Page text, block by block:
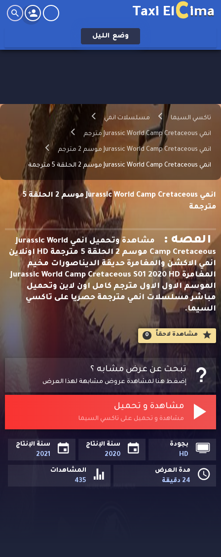
Taxi ElCima
وضع الليل
تاكسي السيما مسلسلات انمي
انمي Jurassic World Camp Cretaceous مترجم
انمي Jurassic World Camp Cretaceous موسم 2 مترجم
انمي Jurassic World Camp Cretaceous موسم 2 الحلقة 5 مترجمة
انمي Jurassic World Camp Cretaceous موسم 2 الحلقة 5
مترجمة
القصه :
مشاهدة وتحميل انمي Jurassic World
Camp Cretaceous موسم 2 الحلقة 5 مترجمة HD اونلاين
انمي الاكشن والمغامرة حديقة الديناصورات مخيم
المغامرة Jurassic World Camp Cretaceous S01 2020 HD
الموسم الاول الاول مترجم كامل اون لاين وتحميل
مباشر مسلسلات انمي مترجمة حصريا على تاكسي
السيما.
مشاهدة لاحقاََ 0
تبحث عن عرض مشابه ؟
إضغط هنا لمشاهدة عروض مشابهة لهذا العرض
مشاهدة و تحميل
مشاهدة و تحميل على تاكسي السيما
بجودة
HD
سنة الإنتاج
2020
سنة الإنتاج
2021
مدة العرض
24 دقيقة
المشاهدات
435